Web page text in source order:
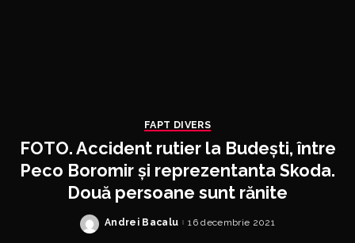
FAPT DIVERS
FOTO. Accident rutier la Budești, între
Peco Boromir și reprezentanta Skoda.
Două persoane sunt rănite
Posted
Andrei Bacalu 16 decembrie 2021